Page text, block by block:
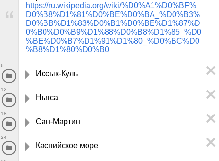
https://ru.wikipedia.org/wiki/%D0%A1%D0%BF%
D0%B8%D1%81%D0%BE%D0%BA_%D0%B3%
D0%BB%D1%83%D0%B1%D0%BE%D1%87%D
0%B0%D0%B9%D1%88%D0%B8%D1%85_%D0
%BE%D0%B7%D1%91%D1%80_%D0%BC%D0
%B8%D1%80%D0%B0
Иссык-Куль
6
Ньяса
12
Сан-Мартин
18
Каспийское море
24